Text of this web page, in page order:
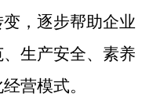
，逐步帮助企业
生产安全、素养
营模式。